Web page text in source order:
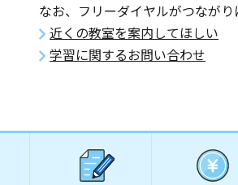
赤山町教室
金 土
なお、フリーダイヤルがつなが
近くの教室を案内してほしい
学習に関するお問い合わせ